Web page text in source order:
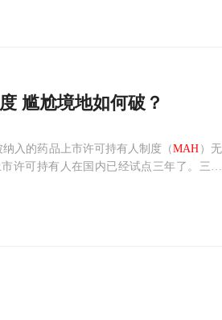
尴尬境地如何破？
入的药品上市许可持有人制度（MAH ）无
许可持有人在国内已经试点三年了。三年